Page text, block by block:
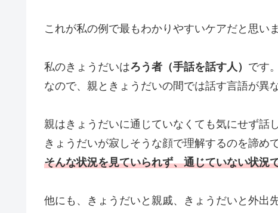
これが私の例で最もわかりやすいケアだと思いま
私のきょうだいはろう者（手話を話す人） です。
なので、親ときょうだいの間では話す言語が異
親はきょうだいに通じていなくても気にせず話
きょうだいが寂しそうな顔で理解するのを諦めて
そんな状況を見ていられず、通じていない状況
他にも、きょうだいと親戚、きょうだいと外出